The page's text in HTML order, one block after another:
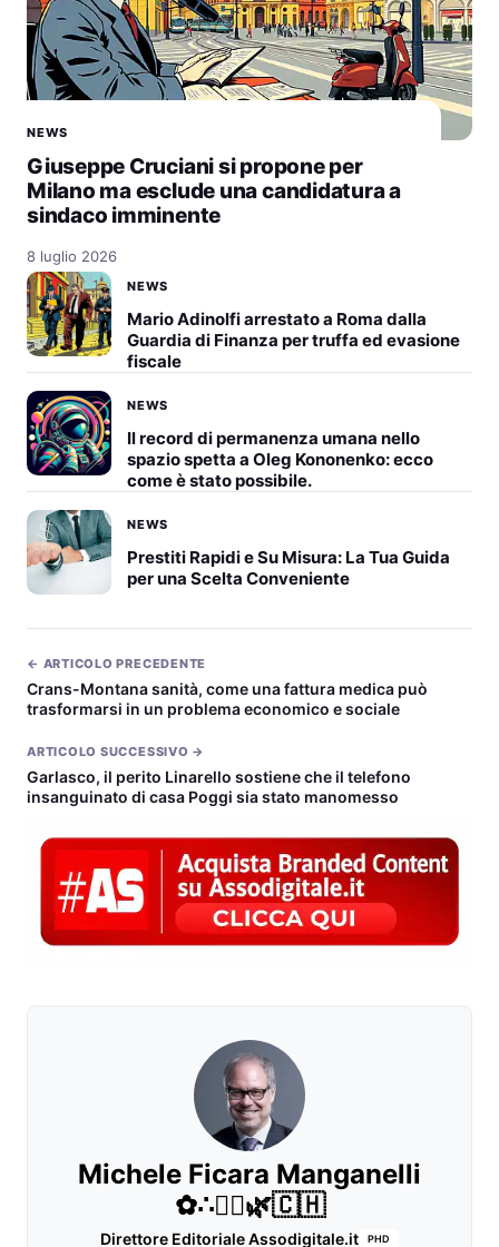
NEWS
Giuseppe Cruciani si propone per
Milano ma esclude una candidatura a
sindaco imminente
8 luglio 2026
NEWS
Mario Adinolfi arrestato a Roma dalla
Guardia di Finanza per truffa ed evasione
fiscale
NEWS
Il record di permanenza umana nello
spazio spetta a Oleg Kononenko: ecco
come è stato possibile.
NEWS
Prestiti Rapidi e Su Misura: La Tua Guida
per una Scelta Conveniente
← ARTICOLO PRECEDENTE
Crans-Montana sanità, come una fattura medica può
trasformarsi in un problema economico e sociale
ARTICOLO SUCCESSIVO →
Garlasco, il perito Linarello sostiene che il telefono
insanguinato di casa Poggi sia stato manomesso
Michele Ficara Manganelli
✿∴♛🌿🇨🇭
Direttore Editoriale Assodigitale.it PHD